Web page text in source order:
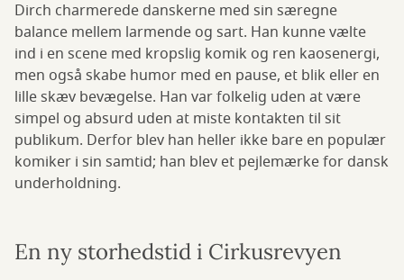
Dirch charmerede danskerne med sin særegne
balance mellem larmende og sart. Han kunne vælte
ind i en scene med kropslig komik og ren kaosenergi,
men også skabe humor med en pause, et blik eller en
lille skæv bevægelse. Han var folkelig uden at være
simpel og absurd uden at miste kontakten til sit
publikum. Derfor blev han heller ikke bare en populær
komiker i sin samtid; han blev et pejlemærke for dansk
underholdning.
En ny storhedstid i Cirkusrevyen